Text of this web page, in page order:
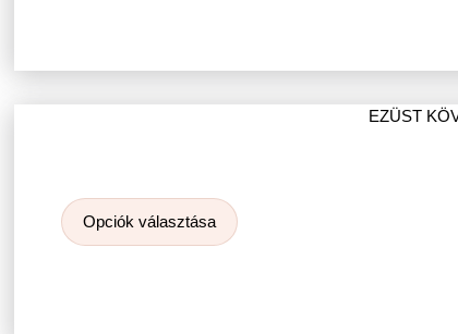
EZÜST
Opciók választása